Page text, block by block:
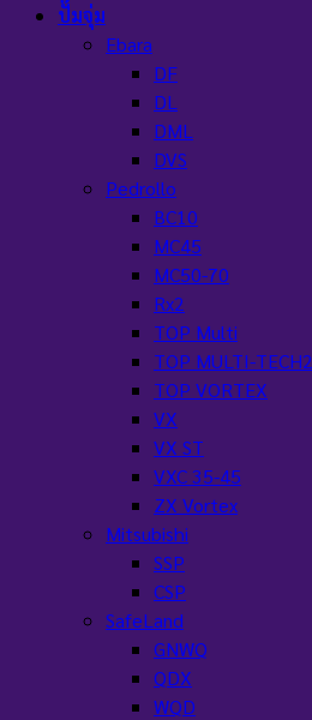
ปั๊มจุ่ม
Ebara
DF
DL
DML
DVS
Pedrollo
BC10
MC45
MC50-70
Rx2
TOP Multi
TOP MULTI-TECH2
TOP VORTEX
VX
VX ST
VXC 35-45
ZX Vortex
Mitsubishi
SSP
CSP
SafeLand
GNWQ
QDX
WQD